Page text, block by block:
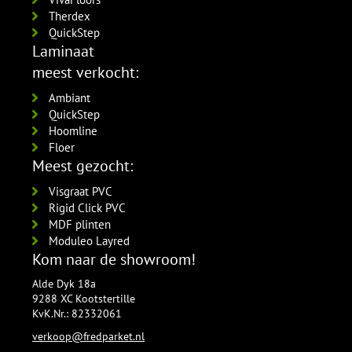
Therdex
QuickStep
Laminaat
meest verkocht:
Ambiant
QuickStep
Hoomline
Floer
Meest gezocht:
Visgraat PVC
Rigid Click PVC
MDF plinten
Moduleo Layred
Kom naar de showroom!
Alde Dyk 18a
9288 XC Kootstertille
KvK.Nr.: 82332061
verkoop@fredparket.nl